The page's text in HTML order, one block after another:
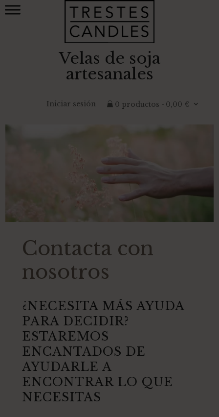
Velas de soja
artesanales
Iniciar sesión 0 productos 0,00 €
Contacta con
nosotros
¿NECESITA MÁS AYUDA
PARA DECIDIR?
ESTAREMOS
ENCANTADOS DE
AYUDARLE A
ENCONTRAR LO QUE
NECESITAS